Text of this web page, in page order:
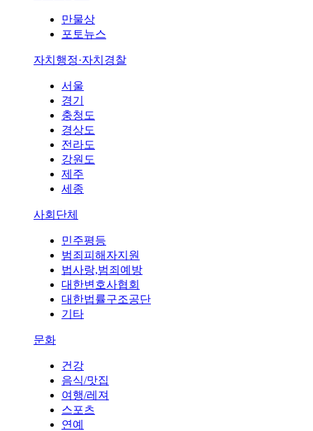
만물상
포토뉴스
자치행정·자치경찰
서울
경기
충청도
경상도
전라도
강원도
제주
세종
사회단체
민주평등
범죄피해자지원
법사랑,범죄예방
대한변호사협회
대한법률구조공단
기타
문화
건강
음식/맛집
여행/레져
스포츠
연예